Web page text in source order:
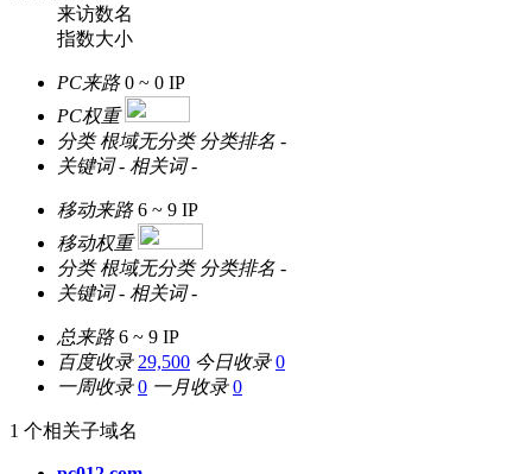
来访数名
指数大小
PC来路 0 ~ 0 IP
PC权重
分类 根域无分类 分类排名 -
关键词 - 相关词 -
移动来路 6 ~ 9 IP
移动权重
分类 根域无分类 分类排名 -
关键词 - 相关词 -
总来路 6 ~ 9 IP
百度收录 29,500 今日收录 0
一周收录 0 一月收录 0
1 个相关子域名